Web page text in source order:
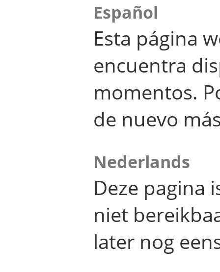
Español
Esta página
encuentra
momentos.
de nuevo
Nederlands
Deze pagina
niet
later nog